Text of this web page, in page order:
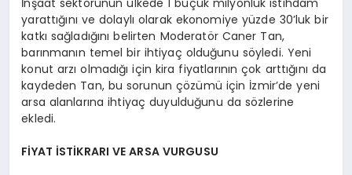
yarattığını ve dolaylı olarak ekonomiye yüzde 30’luk bir
katkı sağladığını belirten Moderatör Caner Tan,
barınmanın temel bir ihtiyaç olduğunu söyledi. Yeni
konut arzı olmadığı için kira fiyatlarının çok arttığını da
kaydeden Tan, bu sorunun çözümü için İzmir’de yeni
arsa alanlarına ihtiyaç duyulduğunu da sözlerine
ekledi.
FİYAT İSTİKRARI VE ARSA VURGUSU